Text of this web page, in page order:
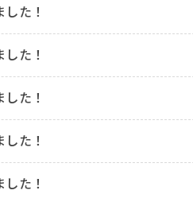
た！
た！
た！
た！
た！